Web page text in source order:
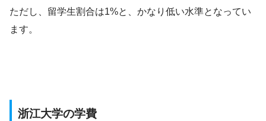
ただし、留学生割合は1%と、かなり低い水準となってい
ます。
浙江大学の学費